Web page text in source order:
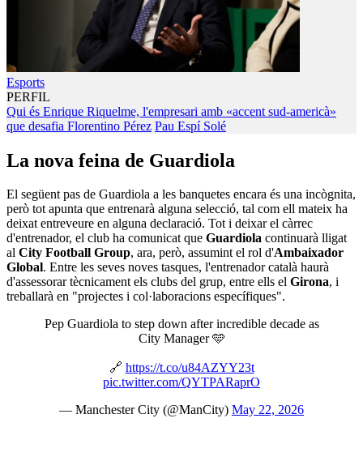
Esports
PERFIL
Qui és Enrique Riquelme, l'empresari amb «accent sud-americà»
que desafia Florentino Pérez Pau Espí Solé
La nova feina de Guardiola
El següent pas de Guardiola a les banquetes encara és una incògnita,
però tot apunta que entrenarà alguna selecció, tal com ell mateix ha
deixat entreveure en alguna declaració. Tot i deixar el càrrec
d'entrenador, el club ha comunicat que Guardiola continuarà lligat
al City Football Group, ara, però, assumint el rol d'Ambaixador
Global. Entre les seves noves tasques, l'entrenador català haurà
d'assessorar tècnicament els clubs del grup, entre ells el Girona, i
treballarà en "projectes i col·laboracions específiques".
Pep Guardiola to step down after incredible decade as
City Manager 🩵
🔗 https://t.co/u84AZYY23t
pic.twitter.com/QYTPARaprO
— Manchester City (@ManCity) May 22, 2026